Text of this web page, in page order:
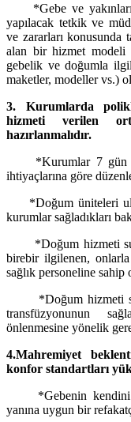
*Gebe ve
yapılacak tetkik ve
ve zararları konusunda
alan bir hizmet modeli
gebelik ve doğumla
maketler, modeller vs.)
3. Kurumlarda
hizmeti verilen
hazırlanmalıdır.
*Kurumlar 7 gün 24
ihtiyaçlarına göre
*Doğum üniteleri
kurumlar sağladıkları
*Doğum hizmeti
birebir ilgilenen,
sağlık personeline sahip
*Doğum hizmeti
transfüzyonunun
önlenmesine yönelik
4.Mahremiyet
konfor standartları
*Gebenin kendini
yanına uygun bir